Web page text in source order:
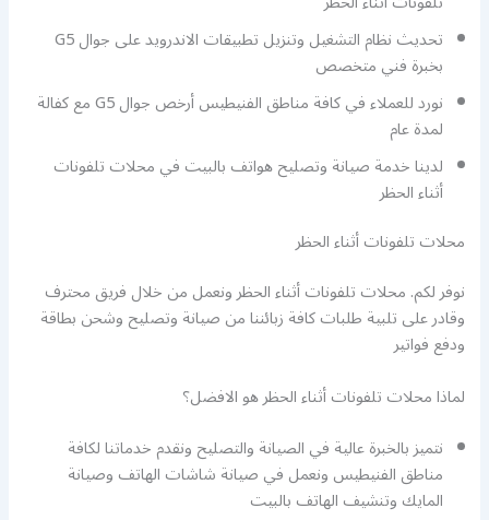
تحديث نظام التشغيل وتنزيل تطبيقات الاندرويد على جوال G5
بخبرة فني متخصص
نورد للعملاء في كافة مناطق الفنيطيس أرخص جوال G5 مع كفالة
لمدة عام
لدينا خدمة صيانة وتصليح هواتف بالبيت في محلات تلفونات
أثناء الحظر
محلات تلفونات أثناء الحظر
نوفر لكم. محلات تلفونات أثناء الحظر ونعمل من خلال فريق محترف
وقادر على تلبية طلبات كافة زبائننا من صيانة وتصليح وشحن بطاقة
ودفع فواتير
لماذا محلات تلفونات أثناء الحظر هو الافضل؟
نتميز بالخبرة عالية في الصيانة والتصليح ونقدم خدماتنا لكافة
مناطق الفنيطيس ونعمل في صيانة شاشات الهاتف وصيانة
المايك وتنشيف الهاتف بالبيت